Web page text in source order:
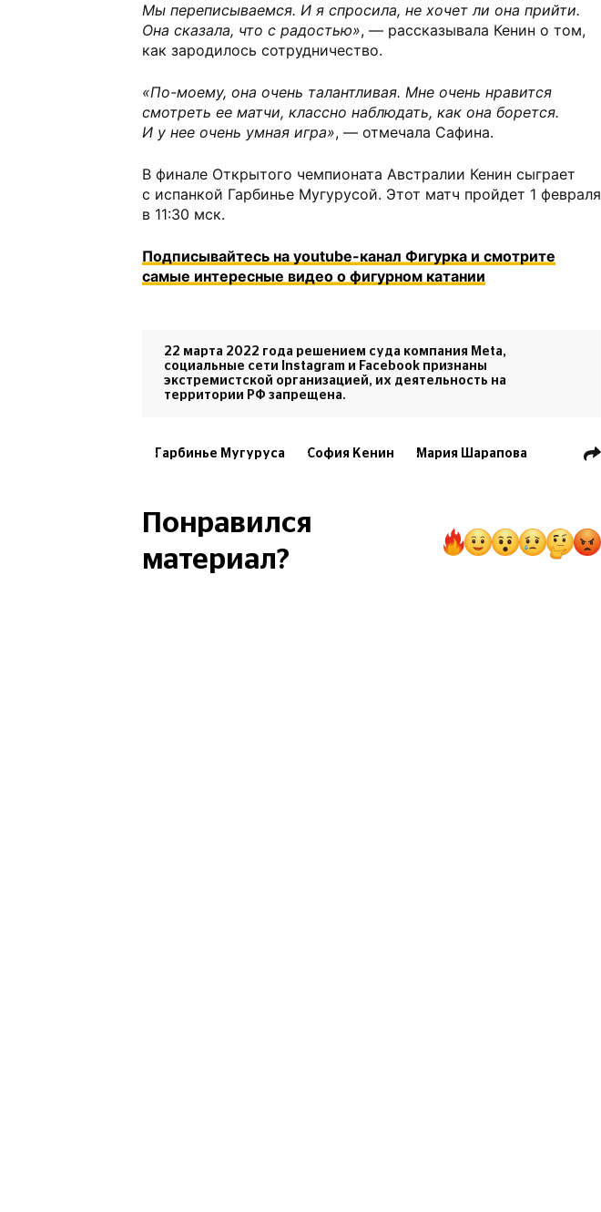
Мы переписываемся. И я спросила, не хочет ли она прийти.
Она сказала, что с радостью», — рассказывала Кенин о том,
как зародилось сотрудничество.
«По-моему, она очень талантливая. Мне очень нравится
смотреть ее матчи, классно наблюдать, как она борется.
И у нее очень умная игра», — отмечала Сафина.
В финале Открытого чемпионата Австралии Кенин сыграет
с испанкой Гарбинье Мугурусой. Этот матч пройдет 1 февраля
в 11:30 мск.
Подписывайтесь на youtube-канал Фигурка и смотрите
самые интересные видео о фигурном катании
22 марта 2022 года решением суда компания Meta,
социальные сети Instagram и Facebook признаны
экстремистской организацией, их деятельность на
территории РФ запрещена.
Гарбинье Мугуруса София Кенин Мария Шарапова
Понравился
материал?